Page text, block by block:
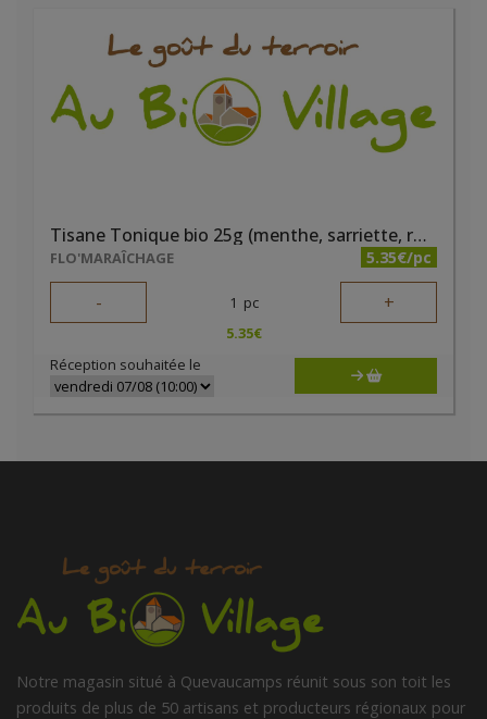
Tisane Tonique bio 25g (menthe, sarriette, romarin, sauge, bleuet)
FLO'MARAÎCHAGE 5.35€/pc
- 1 pc +
5.35€
Réception souhaitée le
Notre magasin situé à Quevaucamps réunit sous son toit les
produits de plus de 50 artisans et producteurs régionaux pour